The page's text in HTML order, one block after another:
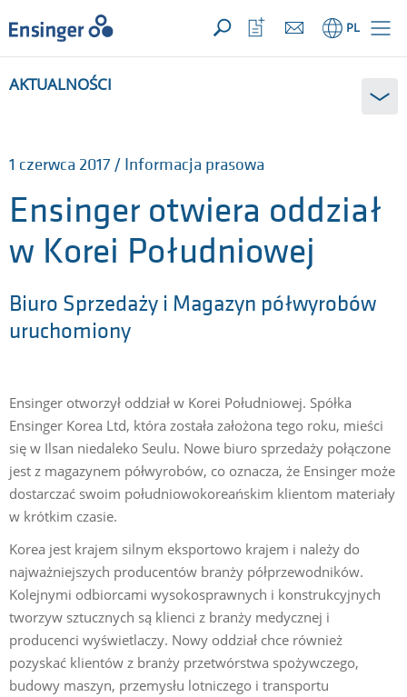
TWOJE ZAPYTANIE ({{productCount}} produkty)
OTWÓRZ
Strona
główna
PL
Otwórz
listę
ulubionych
AKTUALNOŚCI
1 czerwca 2017 / Informacja prasowa
Ensinger otwiera oddział
w Korei Południowej
Biuro Sprzedaży i Magazyn półwyrobów
uruchomiony
Ensinger otworzył oddział w Korei Południowej. Spółka
Ensinger Korea Ltd, która została założona tego roku, mieści
się w Ilsan niedaleko Seulu. Nowe biuro sprzedaży połączone
jest z magazynem półwyrobów, co oznacza, że Ensinger może
dostarczać swoim południowokoreańskim klientom materiały
w krótkim czasie.
Korea jest krajem silnym eksportowo krajem i należy do
najważniejszych producentów branży półprzewodników.
Kolejnymi odbiorcami wysokosprawnych i konstrukcyjnych
tworzyw sztucznych są klienci z branży medycznej i
producenci wyświetlaczy. Nowy oddział chce również
pozyskać klientów z branży przetwórstwa spożywczego,
budowy maszyn, przemysłu lotniczego i transportu